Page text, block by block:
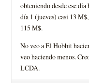
obteniendo desde ese
día 1 (jueves) casi 13
115 M$.
No veo a El Hobbit
veo haciendo menos.
LCDA.